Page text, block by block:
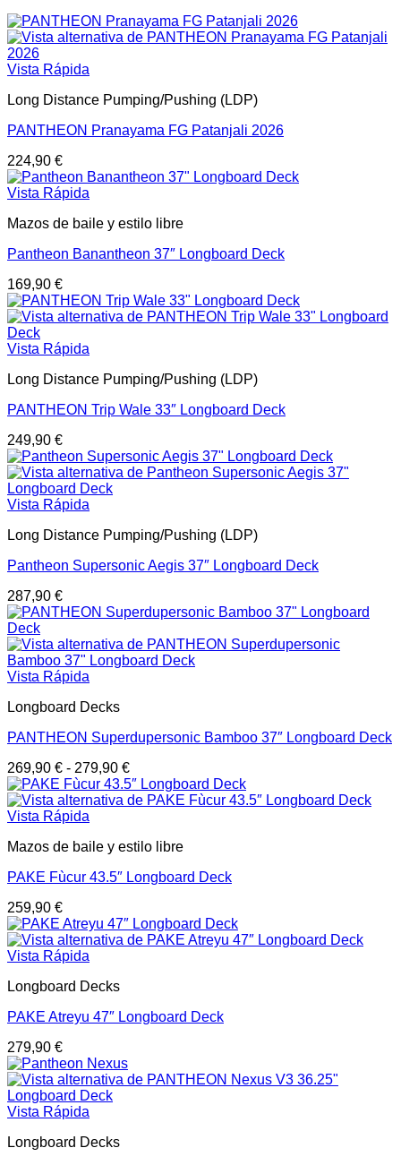
Vista Rápida
Long Distance Pumping/Pushing (LDP)
PANTHEON Pranayama FG Patanjali 2026
224,90 €
Vista Rápida
Mazos de baile y estilo libre
Pantheon Banantheon 37″ Longboard Deck
169,90 €
Vista Rápida
Long Distance Pumping/Pushing (LDP)
PANTHEON Trip Wale 33″ Longboard Deck
249,90 €
Vista Rápida
Long Distance Pumping/Pushing (LDP)
Pantheon Supersonic Aegis 37″ Longboard Deck
287,90 €
Vista Rápida
Longboard Decks
PANTHEON Superdupersonic Bamboo 37″ Longboard Deck
269,90 € - 279,90 €
Vista Rápida
Mazos de baile y estilo libre
PAKE Fùcur 43.5″ Longboard Deck
259,90 €
Vista Rápida
Longboard Decks
PAKE Atreyu 47″ Longboard Deck
279,90 €
Vista Rápida
Longboard Decks